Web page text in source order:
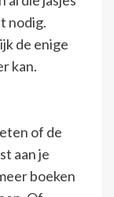
nodig.
de enige
kan.
of de
aan je
boeken